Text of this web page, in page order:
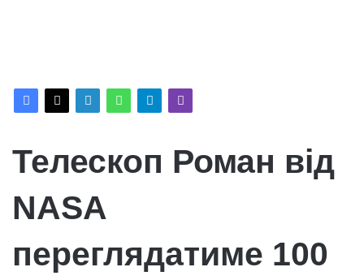
Телескоп Роман від
NASA
переглядатиме 100